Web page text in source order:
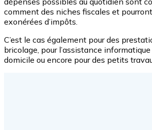
comment des niches fiscales et
exonérées d’impôts.
C’est le cas également pour des
bricolage, pour l’assistance
domicile ou encore pour des petits